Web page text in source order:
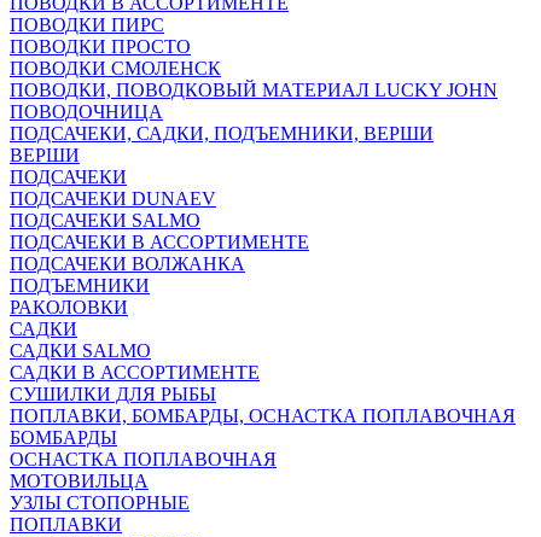
ПОВОДКИ ПИРС
ПОВОДКИ ПРОСТО
ПОВОДКИ СМОЛЕНСК
ПОВОДКИ, ПОВОДКОВЫЙ МАТЕРИАЛ LUCKY JOHN
ПОВОДОЧНИЦА
ПОДСАЧЕКИ, САДКИ, ПОДЪЕМНИКИ, ВЕРШИ
ВЕРШИ
ПОДСАЧЕКИ
ПОДСАЧЕКИ DUNAEV
ПОДСАЧЕКИ SALMO
ПОДСАЧЕКИ В АССОРТИМЕНТЕ
ПОДСАЧЕКИ ВОЛЖАНКА
ПОДЪЕМНИКИ
РАКОЛОВКИ
САДКИ
САДКИ SALMO
САДКИ В АССОРТИМЕНТЕ
СУШИЛКИ ДЛЯ РЫБЫ
ПОПЛАВКИ, БОМБАРДЫ, ОСНАСТКА ПОПЛАВОЧНАЯ
БОМБАРДЫ
ОСНАСТКА ПОПЛАВОЧНАЯ
МОТОВИЛЬЦА
УЗЛЫ СТОПОРНЫЕ
ПОПЛАВКИ